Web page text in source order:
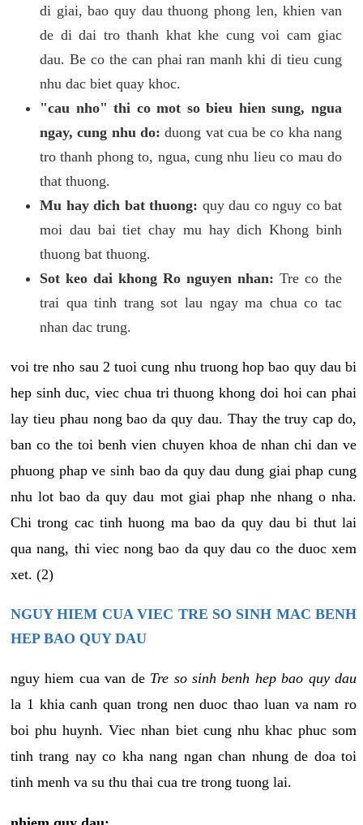
di giai, bao quy dau thuong phong len, khien van
de di dai tro thanh khat khe cung voi cam giac
dau. Be co the can phai ran manh khi di tieu cung
nhu dac biet quay khoc.
"cau nho" thi co mot so bieu hien sung, ngua
ngay, cung nhu do: duong vat cua be co kha nang
tro thanh phong to, ngua, cung nhu lieu co mau do
that thuong.
Mu hay dich bat thuong: quy dau co nguy co bat
moi dau bai tiet chay mu hay dich Khong binh
thuong bat thuong.
Sot keo dai khong Ro nguyen nhan: Tre co the
trai qua tinh trang sot lau ngay ma chua co tac
nhan dac trung.
voi tre nho sau 2 tuoi cung nhu truong hop bao quy dau bi
hep sinh duc, viec chua tri thuong khong doi hoi can phai
lay tieu phau nong bao da quy dau. Thay the truy cap do,
ban co the toi benh vien chuyen khoa de nhan chi dan ve
phuong phap ve sinh bao da quy dau dung giai phap cung
nhu lot bao da quy dau mot giai phap nhe nhang o nha.
Chi trong cac tinh huong ma bao da quy dau bi thut lai
qua nang, thi viec nong bao da quy dau co the duoc xem
xet. (2)
NGUY HIEM CUA VIEC TRE SO SINH MAC BENH
HEP BAO QUY DAU
nguy hiem cua van de Tre so sinh benh hep bao quy dau
la 1 khia canh quan trong nen duoc thao luan va nam ro
boi phu huynh. Viec nhan biet cung nhu khac phuc som
tinh trang nay co kha nang ngan chan nhung de doa toi
tinh menh va su thu thai cua tre trong tuong lai.